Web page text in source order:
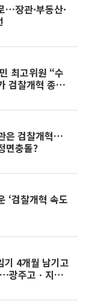
…장관·부동산·
최고위원 “수
검찰개혁 종착
은 검찰개혁…
면충돌?
‘검찰개혁 속도
4개월 남기고
광주고ㆍ지검